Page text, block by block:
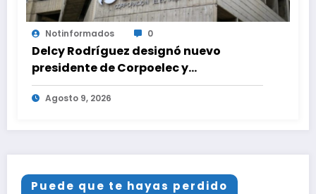
Notinformados 0
Delcy Rodríguez designó nuevo
presidente de Corpoelec y
viceministro eléctrico para ‘la
recuperación del servicio’
Agosto 9, 2026
Puede que te hayas perdido